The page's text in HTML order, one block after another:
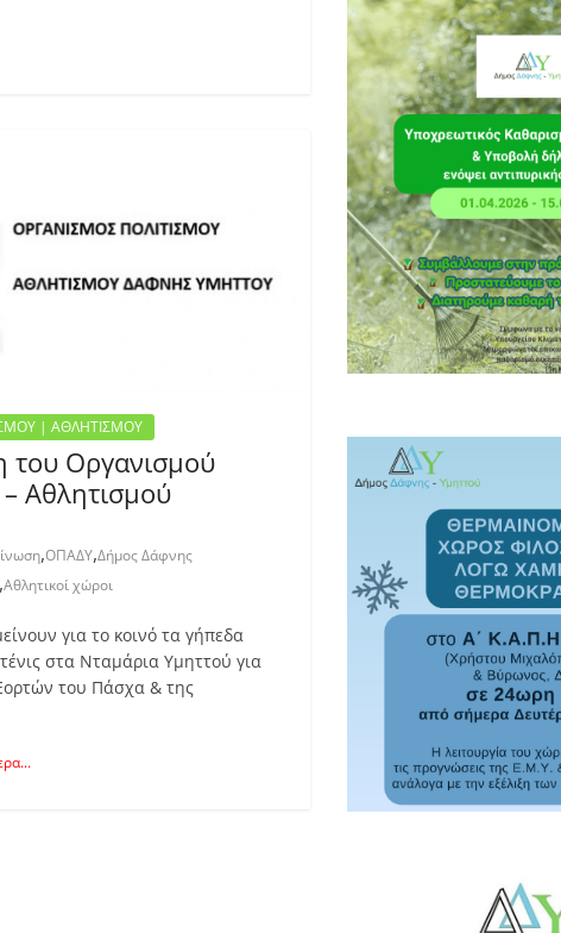
| ΑΘΛΗΤΙΣΜΟΥ
του Οργανισμού
Αθλητισμού
,ΟΠΑΔΥ,Δήμος Δάφνης
,Αθλητικοί χώροι
για το κοινό τα γήπεδα
στα Νταμάρια Υμηττού για
του Πάσχα & της